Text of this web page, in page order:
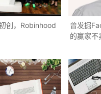
创，Robinhood
曾发掘
的赢家不